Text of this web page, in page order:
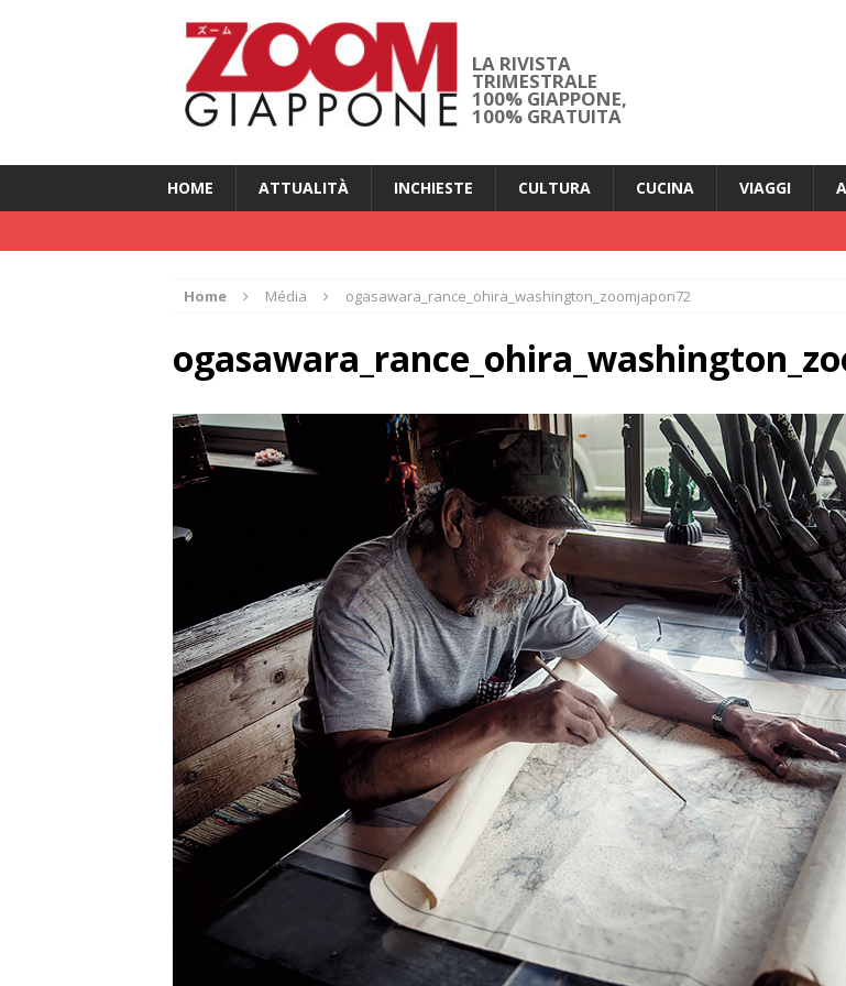
LA RIVISTA
TRIMESTRALE
100% GIAPPONE,
100% GRATUITA
HOME ATTUALITÀ INCHIESTE CULTURA CUCINA VIAGGI
Home Média ogasawara_rance_ohira_washington_zoomjapon72